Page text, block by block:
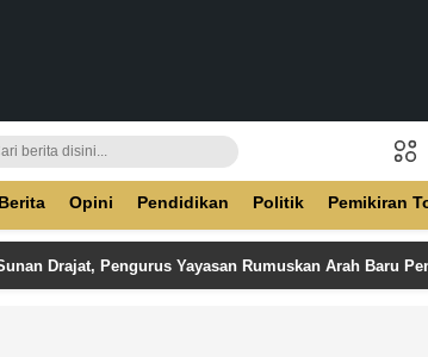
Berita Opini Pendidikan Politik Pemikiran
Drajat, Pengurus Yayasan Rumuskan Arah Baru